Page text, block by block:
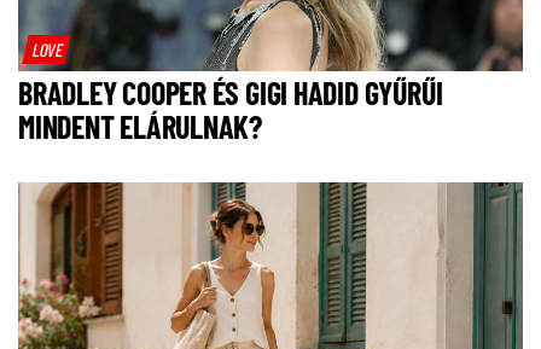
LOVE
BRADLEY COOPER ÉS GIGI HADID GYŰRŰI
MINDENT ELÁRULNAK?